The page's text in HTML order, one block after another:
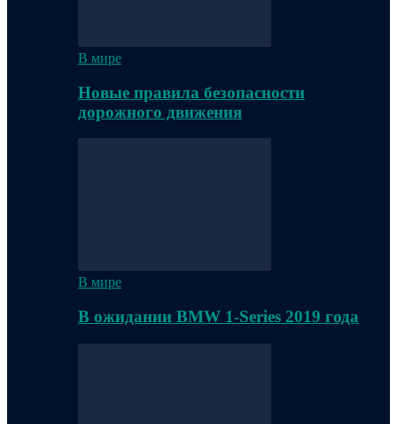
В мире
Новые правила безопасности
дорожного движения
В мире
В ожидании BMW 1-Series 2019 года